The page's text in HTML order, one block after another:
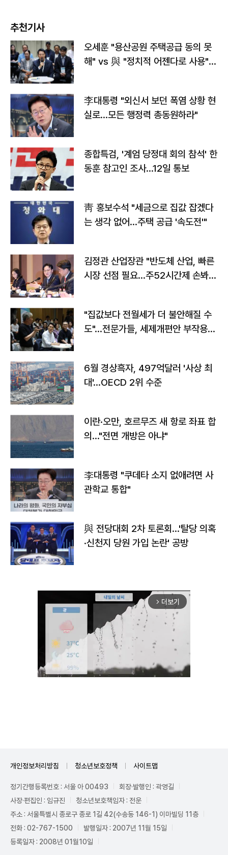
추천기사
오세훈 "용산공원 주택공급 동의 못
해" vs 與 "정치적 어젠다로 사용"
李대통령 "외신서 보던 폭염 상황 현
실로…모든 행정력 총동원하라"
종합특검, '계엄 당정대 회의 참석' 한
동훈 참고인 조사...12일 통보
靑 홍보수석 "세금으로 집값 잡겠다
는 생각 없어…주택 공급 '속도전'"
김정관 산업장관 "반도체 산업, 빠른
시장 선점 필요…주52시간제 손봐
"집값보다 전월세가 더 불안해질 수
도"…전문가들, 세제개편안 부작용
6월 경상흑자, 497억달러 '사상 최
대'…OECD 2위 수준
이란·오만, 호르무즈 새 항로 좌표 합
의…"전면 개방은 아냐"
李대통령 "쿠데타 소지 없애려면 사
관학교 통합"
與 전당대회 2차 토론회…'탈당 의혹
·신천지 당원 가입 논란' 공방
arrow_forward_ios 더보기
개인정보처리방침 청소년보호정책 사이트맵
정기간행등록번호 : 서울 아 00493
회장·발행인 : 곽영길
사장·편집인 : 임규진
청소년보호책임자 : 전운
주소 : 서울특별시 종로구 종로 1길 42(수송동 146-1) 이마빌딩 11층
전화 : 02-767-1500
발행일자 : 2007년 11월 15일
등록일자 : 2008년 01월10일